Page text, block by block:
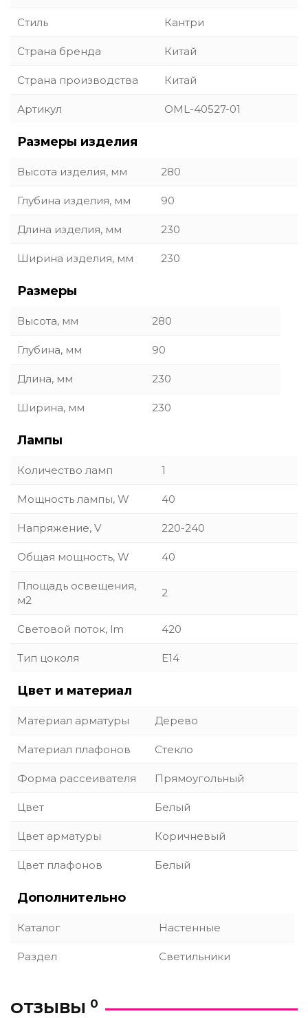
Стиль Кантри
Страна бренда Китай
Страна производства Китай
Артикул OML-40527-01
Размеры изделия
Высота изделия, мм 280
Глубина изделия, мм 90
Длина изделия, мм 230
Ширина изделия, мм 230
Размеры
Высота, мм 280
Глубина, мм 90
Длина, мм 230
Ширина, мм 230
Лампы
Количество ламп 1
Мощность лампы, W 40
Напряжение, V 220-240
Общая мощность, W 40
Площадь освещения,
м2
2
Световой поток, lm 420
Тип цоколя E14
Цвет и материал
Материал арматуры Дерево
Материал плафонов Стекло
Форма рассеивателя Прямоугольный
Цвет Белый
Цвет арматуры Коричневый
Цвет плафонов Белый
Дополнительно
Каталог Настенные
Раздел Светильники
ОТЗЫВЫ 0